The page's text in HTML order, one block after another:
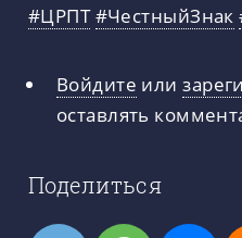
#ЦРПТ #ЧестныйЗнак
Войдите или
оставлять
Поделиться